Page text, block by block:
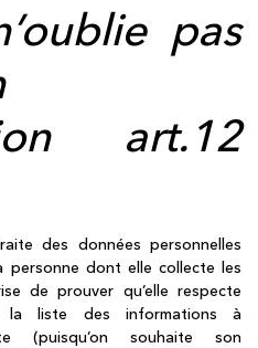
pas
art.12
des données personnelles
personne dont elle collecte les
de prouver qu’elle respecte
liste des informations à
(puisqu’on souhaite son